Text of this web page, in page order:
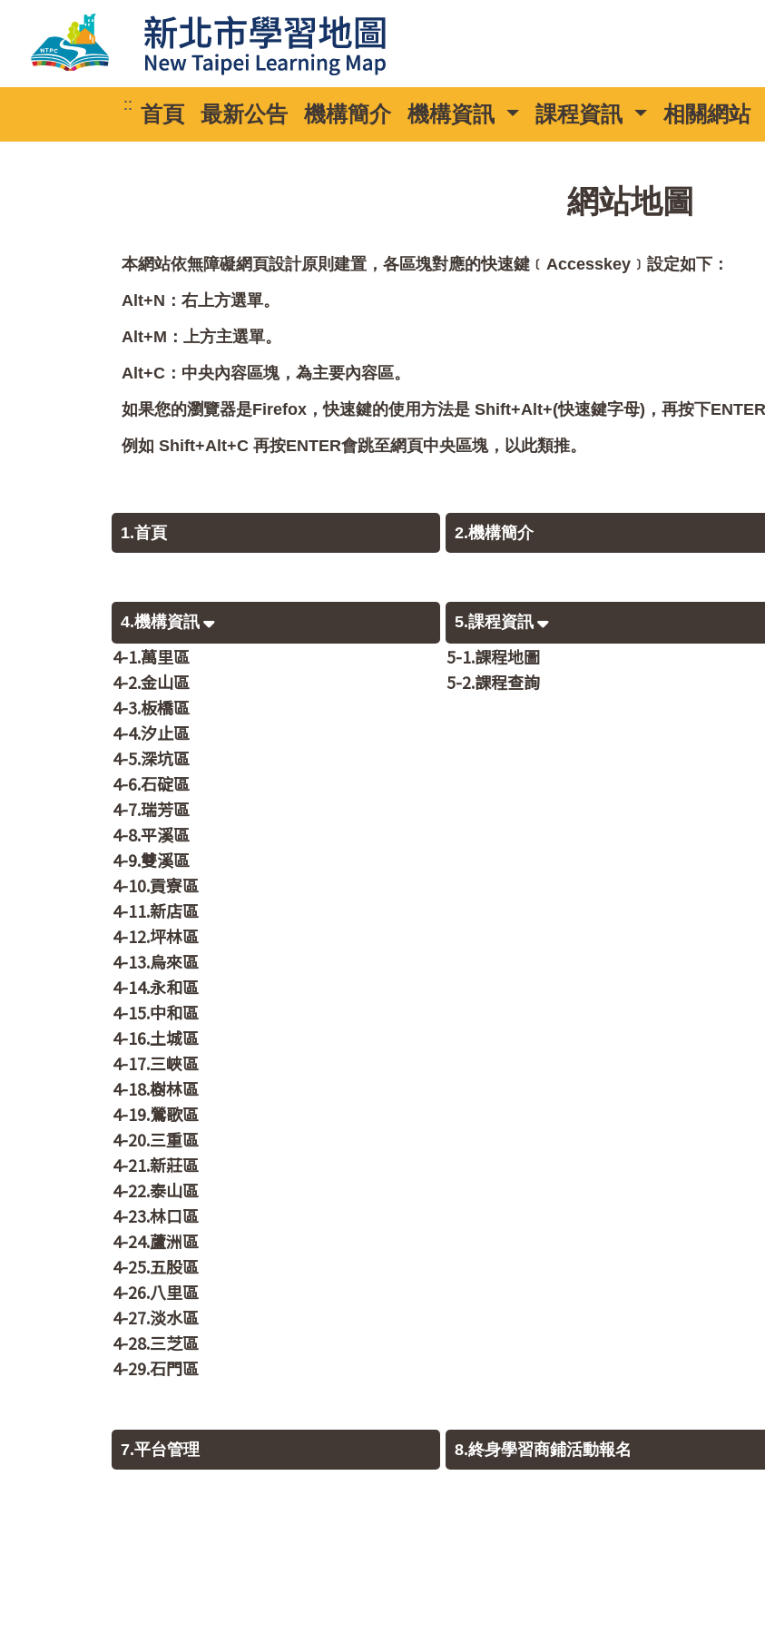
:: 首頁 最新公告 機構簡介 機構資訊 課程資訊 相關網站
網站地圖
本網站依無障礙網頁設計原則建置，各區塊對應的快速鍵﹝Accesskey﹞設定如下：
Alt+N：右上方選單。
Alt+M：上方主選單。
Alt+C：中央內容區塊，為主要內容區。
如果您的瀏覽器是Firefox，快速鍵的使用方法是 Shift+Alt+(快速鍵字母)，再按下ENTER
例如 Shift+Alt+C 再按ENTER會跳至網頁中央區塊，以此類推。
1.首頁 2.機構簡介
4.機構資訊
4-1.萬里區
4-2.金山區
4-3.板橋區
4-4.汐止區
4-5.深坑區
4-6.石碇區
4-7.瑞芳區
4-8.平溪區
4-9.雙溪區
4-10.貢寮區
4-11.新店區
4-12.坪林區
4-13.烏來區
4-14.永和區
4-15.中和區
4-16.土城區
4-17.三峽區
4-18.樹林區
4-19.鶯歌區
4-20.三重區
4-21.新莊區
4-22.泰山區
4-23.林口區
4-24.蘆洲區
4-25.五股區
4-26.八里區
4-27.淡水區
4-28.三芝區
4-29.石門區
5.課程資訊
5-1.課程地圖
5-2.課程查詢
7.平台管理 8.終身學習商鋪活動報名